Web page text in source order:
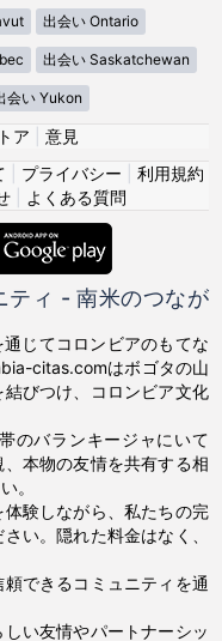
出会い Ontario
出会い Saskatchewan
会い Yukon
ア
意見
プライバシー
利用規約
| よくある質問
ティ - 南米のつなが
じてコロンビアのもてな
citas.comはボゴタの山
びつけ、コロンビア文化
のバランキージャにいて
本物の友情を共有する相
。
験しながら、私たちの完
い。隠れた料金はなく、
できるコミュニティを通
い友情やパートナーシッ